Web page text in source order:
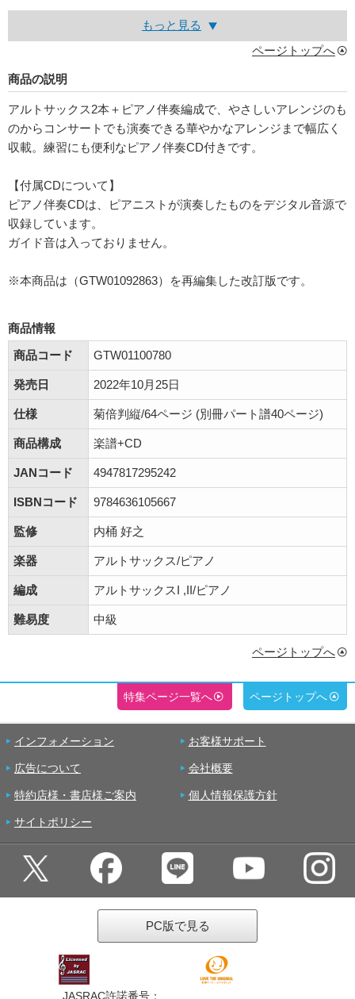
もっと見る
ページトップへ
商品の説明
アルトサックス2本＋ピアノ伴奏編成で、やさしいアレンジのも
のからコンサートでも演奏できる華やかなアレンジまで幅広く
収載。練習にも便利なピアノ伴奏CD付きです。
【付属CDについて】
ピアノ伴奏CDは、ピアニストが演奏したものをデジタル音源で
収録しています。
ガイド音は入っておりません。
※本商品は（GTW01092863）を再編集した改訂版です。
商品情報
商品コード
GTW01100780
発売日 2022年10月25日
仕様 菊倍判縦/64ページ (別冊パート譜40ページ)
商品構成 楽譜+CD
JANコード 4947817295242
ISBNコード 9784636105667
監修 内桶 好之
楽器 アルトサックス/ピアノ
編成 アルトサックスI ,II/ピアノ
難易度 中級
ページトップへ
特集ページ一覧へ ページトップへ
インフォメーション お客様サポート
広告について 会社概要
特約店様・書店様ご案内 個人情報保護方針
サイトポリシー
PC版で見る
JASRAC許諾番号：